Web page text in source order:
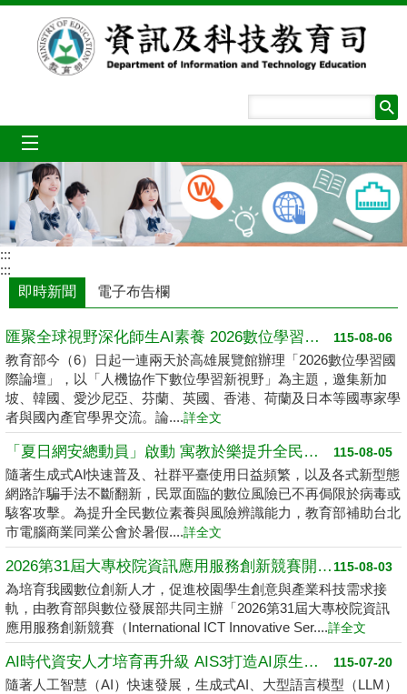
跳到主要內容區塊
:::
:::
即時新聞
電子布告欄
115-08-06
匯聚全球視野深化師生AI素養 2026數位學習國際論壇高雄登場
教育部今（6）日起一連兩天於高雄展覽館辦理「2026數位學習國
際論壇」，以「人機協作下數位學習新視野」為主題，邀集新加
坡、韓國、愛沙尼亞、芬蘭、英國、香港、荷蘭及日本等國專家學
者與國內產官學界交流。論....詳全文
115-08-05
「夏日網安總動員」啟動 寓教於樂提升全民數位素養
隨著生成式AI快速普及、社群平臺使用日益頻繁，以及各式新型態
網路詐騙手法不斷翻新，民眾面臨的數位風險已不再侷限於病毒或
駭客攻擊。為提升全民數位素養與風險辨識能力，教育部補助台北
市電腦商業同業公會於暑假....詳全文
115-08-03
2026第31屆大專校院資訊應用服務創新競賽開跑了 請高中職以上學生踴躍報名
為培育我國數位創新人才，促進校園學生創意與產業科技需求接
軌，由教育部與數位發展部共同主辦「2026第31屆大專校院資訊
應用服務創新競賽（International ICT Innovative Ser....詳全文
115-07-20
AI時代資安人才培育再升級 AIS3打造AI原生資安學習環境
隨著人工智慧（AI）快速發展，生成式AI、大型語言模型（LLM）